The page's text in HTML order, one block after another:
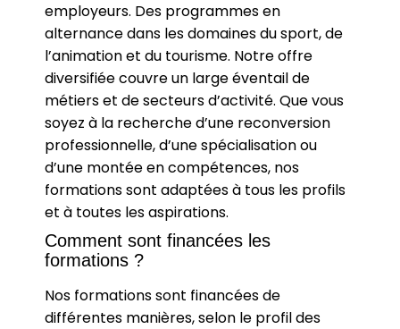
employeurs. Des programmes en
alternance dans les domaines du sport, de
l’animation et du tourisme. Notre offre
diversifiée couvre un large éventail de
métiers et de secteurs d’activité. Que vous
soyez à la recherche d’une reconversion
professionnelle, d’une spécialisation ou
d’une montée en compétences, nos
formations sont adaptées à tous les profils
et à toutes les aspirations.
Comment sont financées les
formations ?
Nos formations sont financées de
différentes manières, selon le profil des